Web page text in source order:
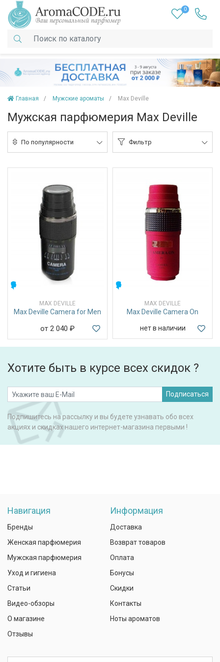
0
Главная Мужские ароматы Max Deville
Мужская парфюмерия Max Deville
По популярности Фильтр
MAX DEVILLE
Max Deville Camera for Men
от 2 040 ₽
MAX DEVILLE
Max Deville Camera On
нет в наличии
Хотите быть в курсе всех скидок ?
Подписаться
Подпишитесь на рассылку и вы будете узнавать обо всех
акциях и скидках нашего интернет-магазина первыми !
Навигация
Бренды
Женская парфюмерия
Мужская парфюмерия
Уход и гигиена
Статьи
Видео-обзоры
О магазине
Отзывы
Информация
Доставка
Возврат товаров
Оплата
Бонусы
Скидки
Контакты
Ноты ароматов